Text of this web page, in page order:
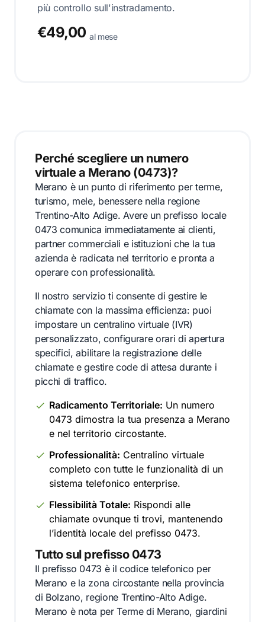
più controllo sull'instradamento.
€49,00 al mese
Perché scegliere un numero
virtuale a Merano (0473)?
Merano è un punto di riferimento per terme,
turismo, mele, benessere nella regione
Trentino-Alto Adige. Avere un prefisso locale
0473 comunica immediatamente ai clienti,
partner commerciali e istituzioni che la tua
azienda è radicata nel territorio e pronta a
operare con professionalità.
Il nostro servizio ti consente di gestire le
chiamate con la massima efficienza: puoi
impostare un centralino virtuale (IVR)
personalizzato, configurare orari di apertura
specifici, abilitare la registrazione delle
chiamate e gestire code di attesa durante i
picchi di traffico.
Radicamento Territoriale: Un numero
0473 dimostra la tua presenza a Merano
e nel territorio circostante.
Professionalità: Centralino virtuale
completo con tutte le funzionalità di un
sistema telefonico enterprise.
Flessibilità Totale: Rispondi alle
chiamate ovunque ti trovi, mantenendo
l’identità locale del prefisso 0473.
Tutto sul prefisso 0473
Il prefisso 0473 è il codice telefonico per
Merano e la zona circostante nella provincia
di Bolzano, regione Trentino-Alto Adige.
Merano è nota per Terme di Merano, giardini